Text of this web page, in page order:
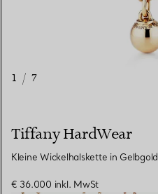
1 / 7
Tiffany HardWear
Kleine Wickelhalskette in Gelbgold
€ 36.000 inkl. MwSt